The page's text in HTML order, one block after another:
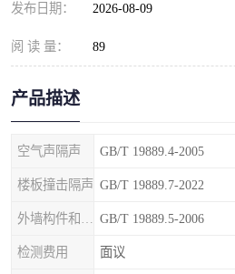
发布日期： 2026-08-09
阅 读 量： 89
产品描述
空气声隔声 GB/T 19889.4-2005
楼板撞击隔声 GB/T 19889.7-2022
GB/T 19889.5-2006
检测费用 面议